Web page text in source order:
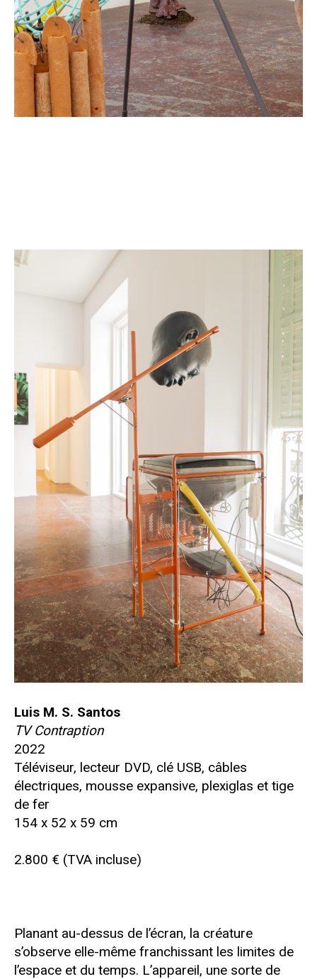
Luis M. S. Santos
TV Contraption
2022
Téléviseur, lecteur DVD, clé USB, câbles
électriques, mousse expansive, plexiglas et tige
de fer
154 x 52 x 59 cm
2.800 € (TVA incluse)
Planant au-dessus de l’écran, la créature
s’observe elle-même franchissant les limites de
l’espace et du temps. L’appareil, une sorte de